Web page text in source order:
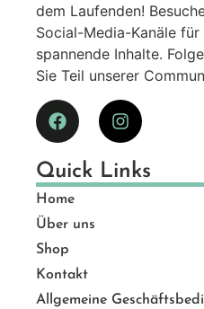
dem Laufenden!
Social-Media-Kanäle
spannende Inhalte.
Sie Teil unserer
Quick Links
Home
Über uns
Shop
Kontakt
Allgemeine